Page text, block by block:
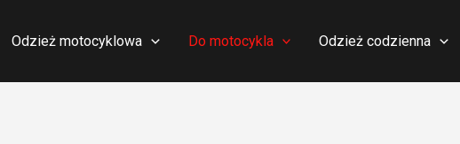
Odzież motocyklowa Do motocykla Odzież codzienna